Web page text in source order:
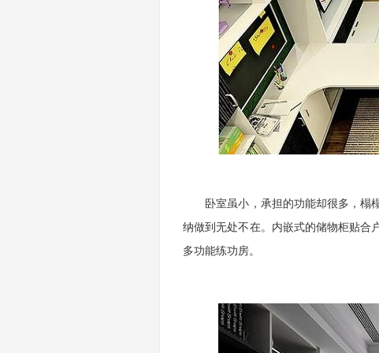
卧室虽小，承担的功能却很多，榻
纳做到无处不在。内嵌式的储物柜贴合
多功能练功房。